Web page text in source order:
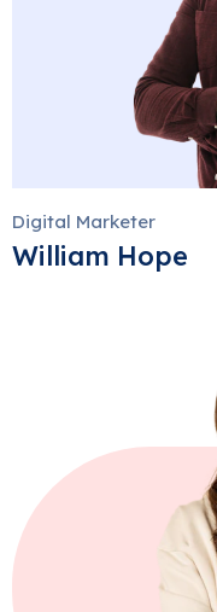
Digital Marketer
William Hope